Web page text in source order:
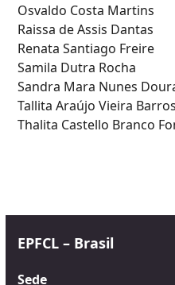
Osvaldo Costa Martins
Raissa de Assis Dantas
Renata Santiago Freire
Samila Dutra Rocha
Sandra Mara Nunes
Tallita Araújo Vieira Barros
Thalita Castello Branco
EPFCL – Brasil
Sede